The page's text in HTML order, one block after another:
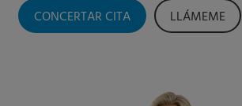
CONCERTAR CITA LLÁMEME